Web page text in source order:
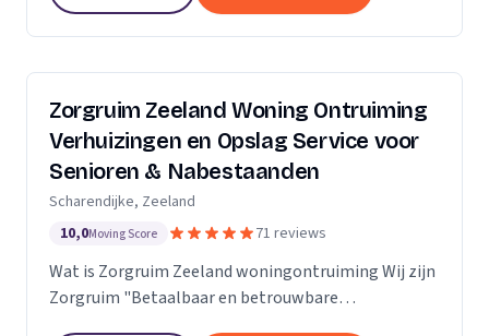
Zorgruim Zeeland Woning Ontruiming
Verhuizingen en Opslag Service voor
Senioren & Nabestaanden
Scharendijke, Zeeland
10,0Moving Score 71 reviews
Wat is Zorgruim Zeeland woningontruiming Wij zijn
Zorgruim "Betaalbaar en betrouwbare